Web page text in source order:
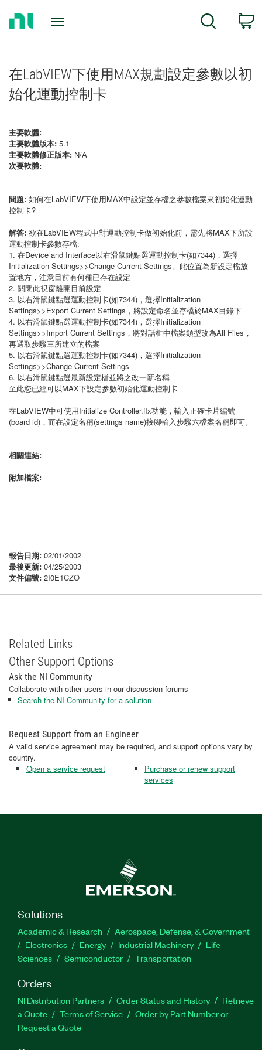
Search
在LabVIEW下使用MAX規劃設定參數以初
始化運動控制卡
主要軟體:
主要軟體版本: 5.1
主要軟體修正版本: N/A
次要軟體:
問題: 如何在LabVIEW下使用MAX中設定並存檔之參數檔案來初始化運動
控制卡?
解答: 欲在LabVIEW程式中對運動控制卡做初始化前，需先將MAX下所設
運動控制卡參數存檔:
1. 在Device and Interface以右滑鼠鍵點選運動控制卡(如7344)，選擇
Initialization Settings>>Change Current Settings。此位置為新設定檔放
置地方，注意目前有何種已存在設定
2. 關閉此視窗離開目前設定
3. 以右滑鼠鍵點選運動控制卡(如7344)，選擇Initialization
Settings>>Export Current Settings，將設定命名並存檔於MAX目錄下
4. 以右滑鼠鍵點選運動控制卡(如7344)，選擇Initialization
Settings>>Import Current Settings，將對話框中檔案類型改為All Files，
再選取步驟三所建立的檔案
5. 以右滑鼠鍵點選運動控制卡(如7344)，選擇Initialization
Settings>>Change Current Settings
6. 以右滑鼠鍵點選最新設定檔並將之改一新名稱
至此您已經可以MAX下設定參數初始化運動控制卡
在LabVIEW中可使用Initialize Controller.flx功能，輸入正確卡片編號
(board id)，而在設定名稱(settings name)接腳輸入步驟六檔案名稱即可。
相關連結:
附加檔案:
報告日期: 02/01/2002
最後更新: 04/25/2003
文件偏號: 2I0E1CZO
Related Links
Other Support Options
Ask the NI Community
Collaborate with other users in our discussion forums
Search the NI Community for a solution
Request Support from an Engineer
A valid service agreement may be required, and support options vary by
country.
Open a service request
Purchase or renew support
services
Solutions
Academic & Research
Aerospace, Defense, & Government
Electronics
Energy Industrial Machinery
Life
Sciences
Semiconductor Transportation
Orders
NI Distribution Partners Order Status and History
Retrieve
a Quote
Terms of Service
Order by Part Number or
Request a Quote